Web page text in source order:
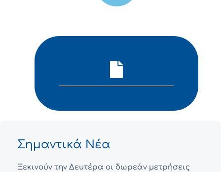
Σημαντικά Νέα
Ξεκινούν την Δευτέρα οι δωρεάν μετρήσεις